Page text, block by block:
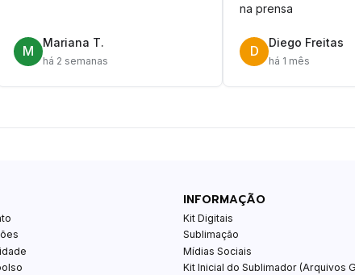
M
Mariana T.
há 2 semanas
na prensa
D
Diego Freitas
há 1 mês
INFORMAÇÃO
Kit Digitais
Sublimação
Mídias Sociais
Kit Inicial do Sublimador (Arquivos